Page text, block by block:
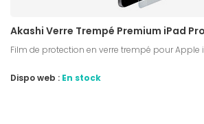
Akashi Verre Trempé Premium iPad
Film de protection en verre trempé pour Apple
Dispo web : En stock